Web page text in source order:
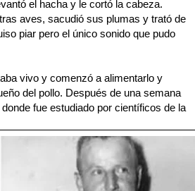
el hacha y le cortó la cabeza.
aves, sacudió sus plumas y trató de
piar pero el único sonido que pudo
vivo y comenzó a alimentarlo y
del pollo. Después de una semana
fue estudiado por científicos de la